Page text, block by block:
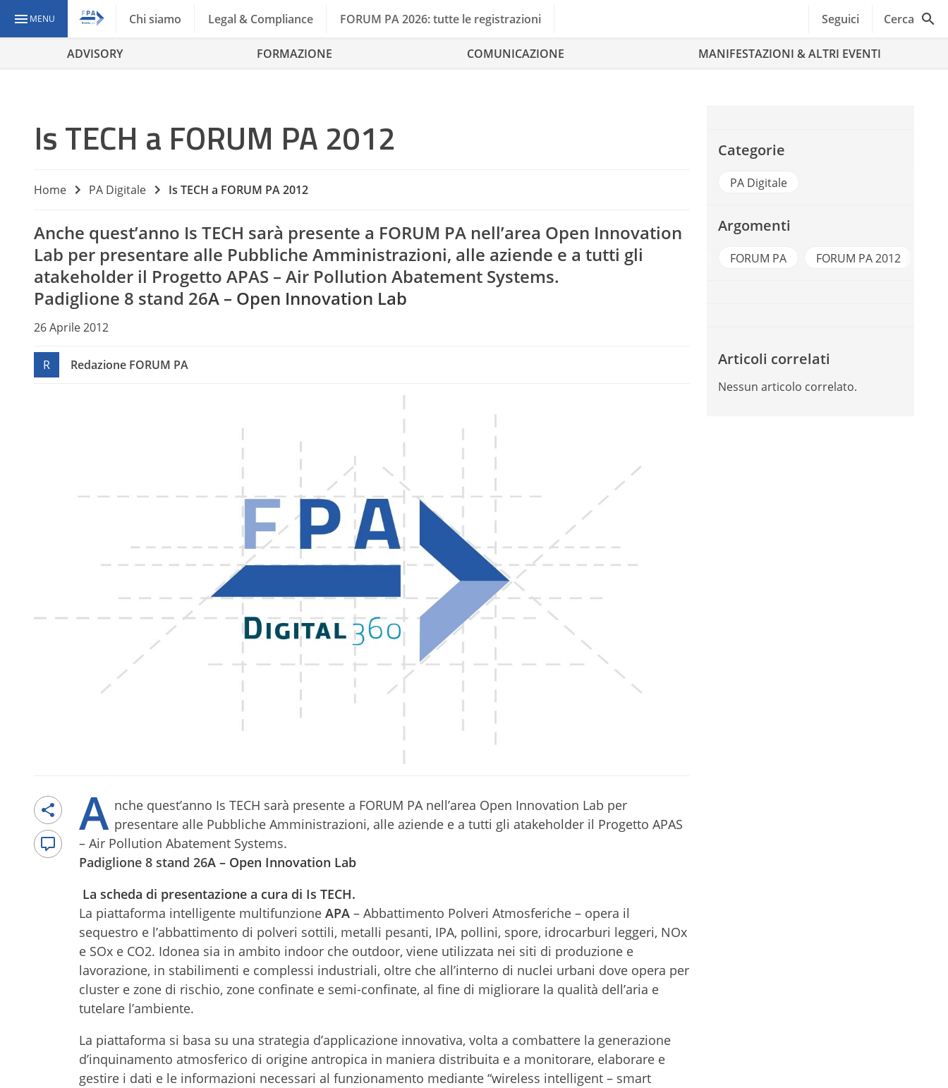
MENU Chi siamo Legal & Compliance FORUM PA 2026: tutte le registrazioni Seguici Cerca
ADVISORY FORMAZIONE COMUNICAZIONE MANIFESTAZIONI & ALTRI EVENTI
Is TECH a FORUM PA 2012
Home PA Digitale Is TECH a FORUM PA 2012
Anche quest’anno Is TECH sarà presente a FORUM PA nell’area Open Innovation
Lab per presentare alle Pubbliche Amministrazioni, alle aziende e a tutti gli
atakeholder il Progetto APAS – Air Pollution Abatement Systems.
Padiglione 8 stand 26A – Open Innovation Lab
26 Aprile 2012
R Redazione FORUM PA
A nche quest’anno Is TECH sarà presente a FORUM PA nell’area Open Innovation Lab per
presentare alle Pubbliche Amministrazioni, alle aziende e a tutti gli atakeholder il Progetto APAS
– Air Pollution Abatement Systems.
Padiglione 8 stand 26A – Open Innovation Lab
La scheda di presentazione a cura di Is TECH.
La piattaforma intelligente multifunzione APA – Abbattimento Polveri Atmosferiche – opera il
sequestro e l’abbattimento di polveri sottili, metalli pesanti, IPA, pollini, spore, idrocarburi leggeri, NOx
e SOx e CO2. Idonea sia in ambito indoor che outdoor, viene utilizzata nei siti di produzione e
lavorazione, in stabilimenti e complessi industriali, oltre che all’interno di nuclei urbani dove opera per
cluster e zone di rischio, zone confinate e semi-confinate, al fine di migliorare la qualità dell’aria e
tutelare l’ambiente.
La piattaforma si basa su una strategia d’applicazione innovativa, volta a combattere la generazione
d’inquinamento atmosferico di origine antropica in maniera distribuita e a monitorare, elaborare e
gestire i dati e le informazioni necessari al funzionamento mediante “wireless intelligent – smart
Categorie
PA Digitale
Argomenti
FORUM PA FORUM PA 2012
Articoli correlati
Nessun articolo correlato.